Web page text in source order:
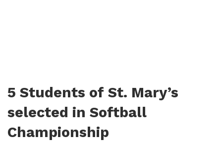
5 Students of St. Mary’s
selected in Softball
Championship